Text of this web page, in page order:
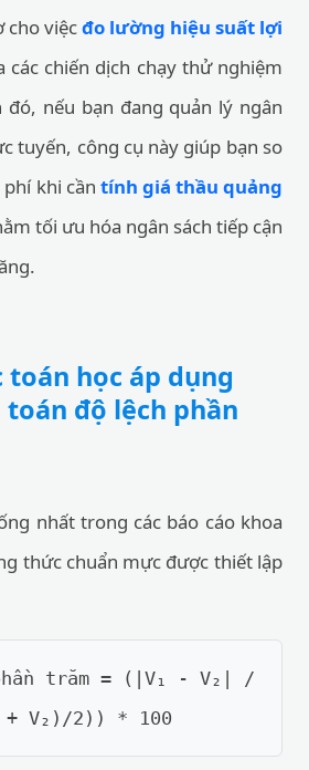
cho việcđo lường hiệu suất lợi
các chiến dịch chạy thử nghiệm
đó, nếu bạn đang quản lý ngân
tuyến, công cụ này giúp bạn so
khi cần tính giá thầu quảng
tối ưu hóa ngân sách tiếp cận
toán học áp dụng
độ lệch phần
nhất trong các báo cáo khoa
thức chuẩn mực được thiết lập
trăm = (|V₁ - V₂| /
+ V₂)/2)) * 100